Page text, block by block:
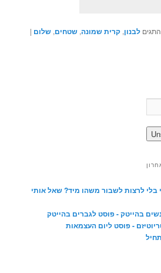
לבנון,קרית שמונה,שטחים,שלום |
בלי לרצות לשבור משהו מיד? שאל אותי
בהייטק - פוסט לגברים בהייטק
- פוסט ליום העצמאות